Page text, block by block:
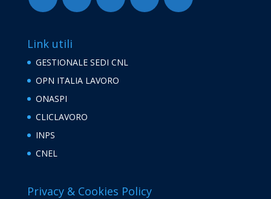
Link utili
GESTIONALE SEDI CNL
OPN ITALIA LAVORO
ONASPI
CLICLAVORO
INPS
CNEL
Privacy & Cookies Policy